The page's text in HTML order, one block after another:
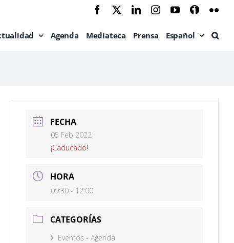
Facebook LinkedInInstagramYouTube
Ivoox
Agenda Mediateca Prensa Español
FECHA
05 Feb 2022
¡Caducado!
HORA
09:30 - 12:00
CATEGORÍAS
Eventos - Agenda